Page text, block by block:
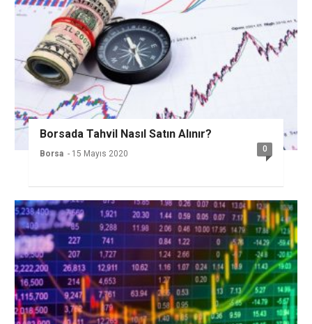
Borsada Tahvil Nasıl Satın Alınır?
Borsa - 15 Mayıs 2020 0